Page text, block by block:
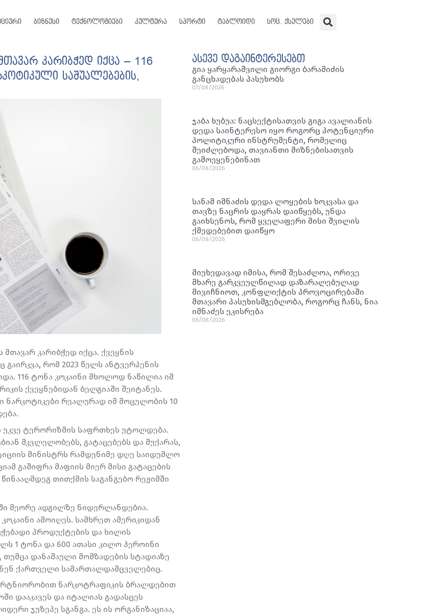
ბიზნესი ტექნოლოგიები კულტურა სპორტი ტაბლოიდი სოც. ქსელები
კარიბჭედ იქცა – 116
საშუალებების,
კარიბჭედ იქცა. ქვეყნის
გაირკვა, რომ 2023 წელს ანტვერპენის
116 ტონა კოკაინი მხოლოდ ნაწილია იმ
ქვეყნებიდან ბელგიაში შეიტანეს.
რეალურად იმ მოცულობის 10
უკვე ტერორიზმის საფრთხეს უტოლდება.
მკვლელობებს, გატაცებებს და მუქარას,
მინისტრს რამდენიმე დღე საიდუმლო
გაშიფრა მაფიის მიერ მისი გატაცების
თითქმის საგანგებო რეჟიმში
მეორე ადგილზე ნიდერლანდებია.
ამოიღეს. სამხრეთ ამერიკიდან
პროდუქტების და ხილის
1 ტონა და 600 ათასი კილო ჰეროინი
დანაშაული მომზადების სტადიაზე
ქართველი სამართალდამცველებიც.
ნარკოტრაფიკის ბრალდებით
დააკავეს და იტალიას გადასცეს
ჯუზეპე სგანგა. ეს ის ორგანიზაციაა,
ასევე დაგაინტერესებთ
გია ყარყარაშვილი გიორგი ბარამიძის
განცხადებას პასუხობს
07/08/2026
ჯაბა ხუბუა: ნაცსექტისათვის გიგა ავალიანის
დედა საინტერესო იყო როგორც პოტენციური
პოლიტიკური ინსტრუმენტი, რომელიც
შეიძლებოდა, თავიანთი მიზნებისათვის
გამოეყენებინათ
06/08/2026
სანამ იმნაძის დედა ლოყების ხოკვასა და
თავზე ნაცრის დაყრას დაიწყებს, უნდა
გაიხსენოს, რომ ყველაფერი მისი შვილის
ქმედებებით დაიწყო
06/08/2026
მიუხედავად იმისა, რომ შესაძლოა, ორივე
მხარე გარკვეულწილად დაზარალებულად
მივიჩნიოთ, კონფლიქტის პროვოცირებაში
მთავარი პასუხისმგებლობა, როგორც ჩანს, ნია
იმნაძეს ეკისრება
06/08/2026